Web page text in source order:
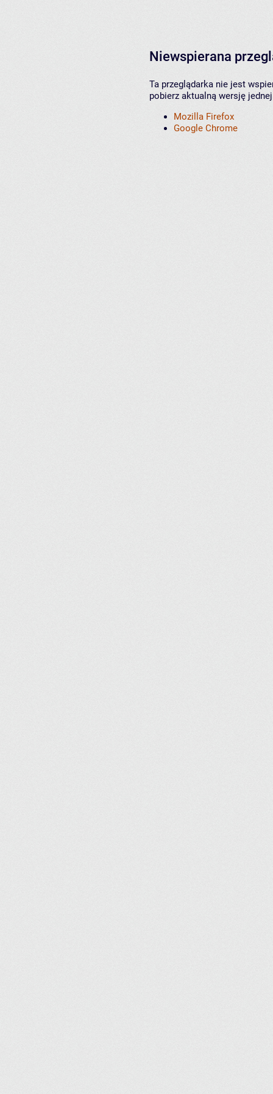
Niewspierana
Ta przeglądarka nie jest
pobierz aktualną wersję
Mozilla Firefox
Google Chrome